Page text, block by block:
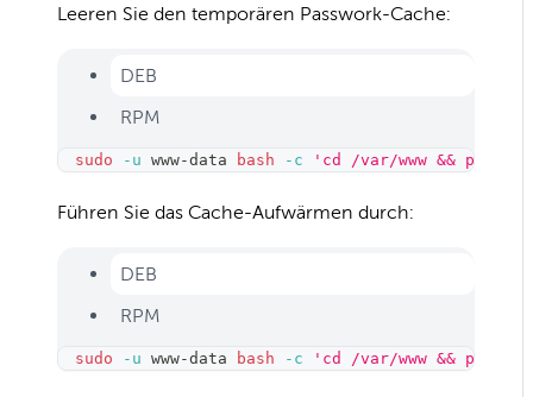
Leeren Sie den temporären Passwork-Cache:
DEB
RPM
sudo -u www-data bash -c 'cd /var/www && php -
Führen Sie das Cache-Aufwärmen durch:
DEB
RPM
sudo -u www-data bash -c 'cd /var/www && php -